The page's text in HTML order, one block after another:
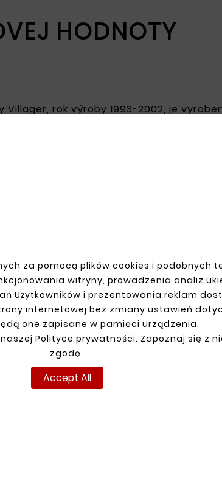
za pomocą plików cookies i podobnych
witryny, prowadzenia analiz
Użytkowników i prezentowania reklam
internetowej bez zmiany ustawień
one zapisane w pamięci urządzenia.
Polityce prywatności. Zapoznaj się z
zgodę.
Accept All
HODNOTY
rok výroby 1993-2002, je
DOSTAWA